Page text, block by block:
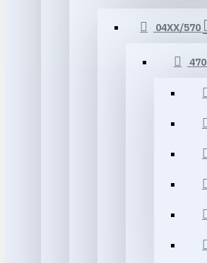
04XX/570
470